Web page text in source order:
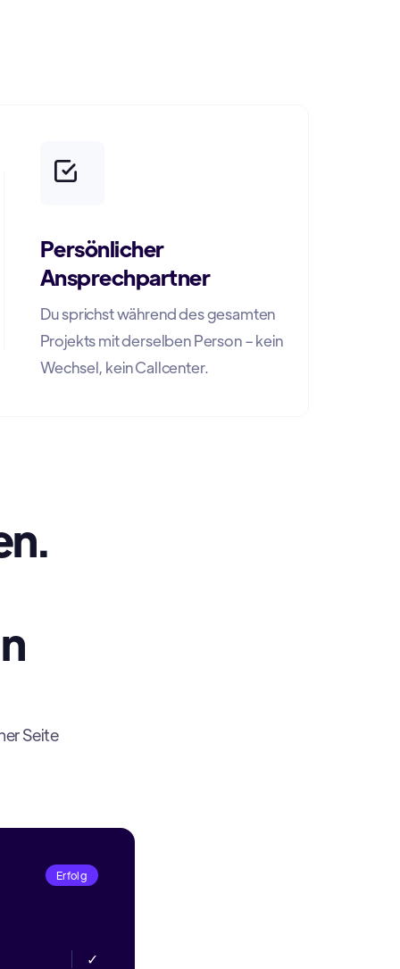
Persönlicher
Ansprechpartner
Du sprichst während des gesamten
Projekts mit derselben Person – kein
Wechsel, kein Callcenter.
Seite
Erfolg
✓